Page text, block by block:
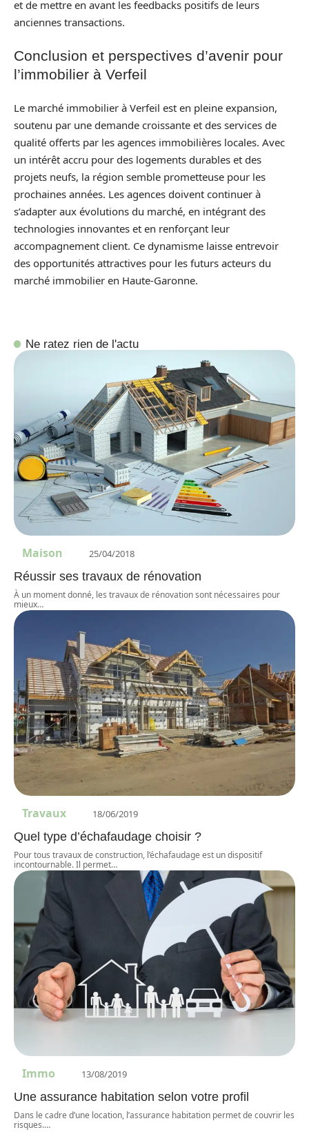
et de mettre en avant les feedbacks positifs de leurs
anciennes transactions.
Conclusion et perspectives d’avenir pour
l’immobilier à Verfeil
Le marché immobilier à Verfeil est en pleine expansion,
soutenu par une demande croissante et des services de
qualité offerts par les agences immobilières locales. Avec
un intérêt accru pour des logements durables et des
projets neufs, la région semble prometteuse pour les
prochaines années. Les agences doivent continuer à
s’adapter aux évolutions du marché, en intégrant des
technologies innovantes et en renforçant leur
accompagnement client. Ce dynamisme laisse entrevoir
des opportunités attractives pour les futurs acteurs du
marché immobilier en Haute-Garonne.
Ne ratez rien de l'actu
Maison 25/04/2018
Réussir ses travaux de rénovation
À un moment donné, les travaux de rénovation sont nécessaires pour
mieux…
Travaux 18/06/2019
Quel type d’échafaudage choisir ?
Pour tous travaux de construction, l’échafaudage est un dispositif
incontournable. Il permet…
Immo 13/08/2019
Une assurance habitation selon votre profil
Dans le cadre d’une location, l’assurance habitation permet de couvrir les
risques.…